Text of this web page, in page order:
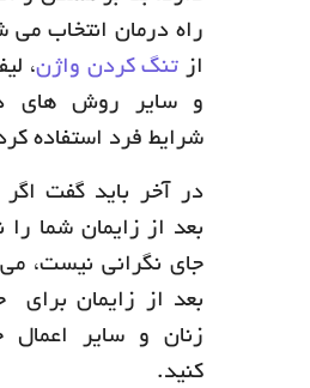
راه درمان انتخاب
از تنگ کردن واژن،
و سایر روش های
شرایط فرد استفاده
در آخر باید گفت اگر
بعد از زایمان شما
بعد از زایمان برای
زنان و سایر اعمال
کنید.